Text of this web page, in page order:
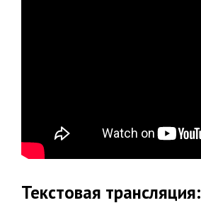
Текстовая трансляция: